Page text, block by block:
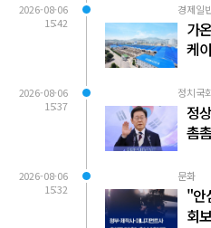
2026-08-06
15:42
경제일
가
케
2026-08-06
15:37
정치국회
정
촘
2026-08-06
15:32
문화
"안
회